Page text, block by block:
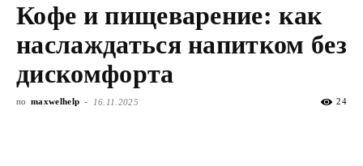
Кофе и пищеварение: как
наслаждаться напитком без
дискомфорта
по maxwelhelp - 16.11.2025 24